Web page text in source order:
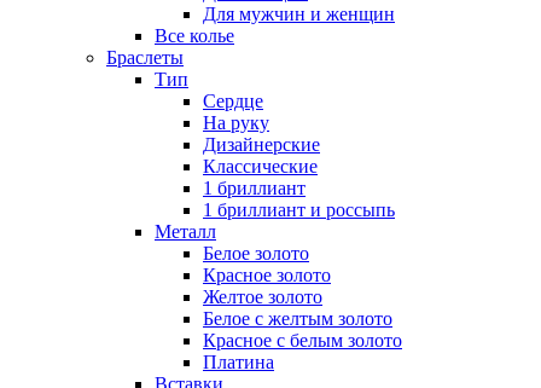
Для мужчин и женщин
Все колье
Браслеты
Тип
Сердце
На руку
Дизайнерские
Классические
1 бриллиант
1 бриллиант и россыпь
Металл
Белое золото
Красное золото
Желтое золото
Белое с желтым золото
Красное с белым золото
Платина
Вставки